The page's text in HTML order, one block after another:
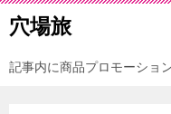
穴場旅
記事内に商品プロモーショ